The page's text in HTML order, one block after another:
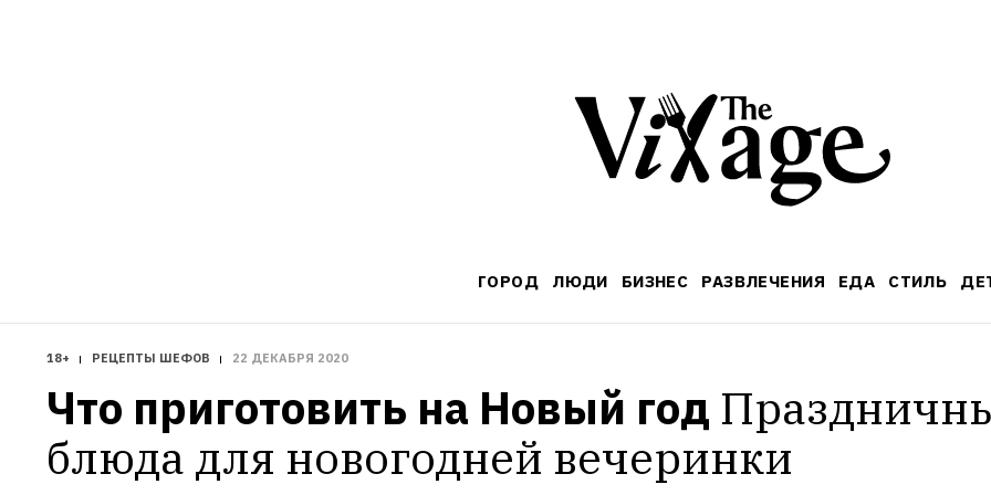
ГОРОД ЛЮДИ БИЗНЕС РАЗВЛЕЧЕНИЯ ЕДА СТИЛЬ
18+ РЕЦЕПТЫ ШЕФОВ 22 ДЕКАБРЯ 2020
Что приготовить на Новый год
блюда для новогодней вечеринки